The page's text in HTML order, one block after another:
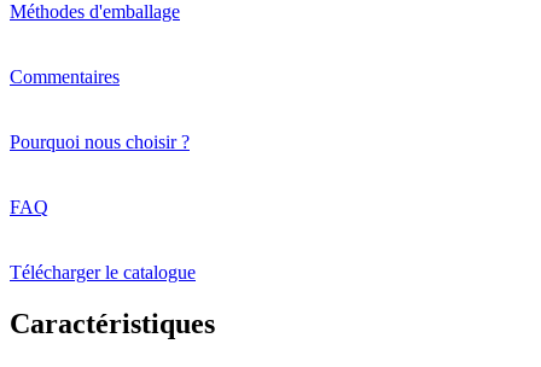
Méthodes d'emballage
Commentaires
Pourquoi nous choisir ?
FAQ
Télécharger le catalogue
Caractéristiques